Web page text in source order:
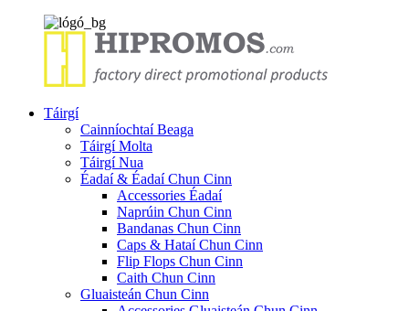
Táirgí
Cainníochtaí Beaga
Táirgí Molta
Táirgí Nua
Éadaí & Éadaí Chun Cinn
Accessories Éadaí
Naprúin Chun Cinn
Bandanas Chun Cinn
Caps & Hataí Chun Cinn
Flip Flops Chun Cinn
Caith Chun Cinn
Gluaisteán Chun Cinn